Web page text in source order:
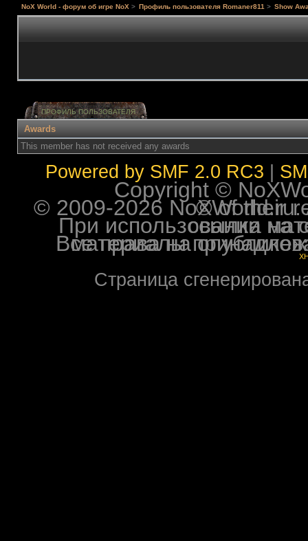
NoX World - форум об игре NoX > Профиль пользователя Romaner811 > Show
ПРОФИЛЬ ПОЛЬЗОВАТЕЛЯ
Awards
This member has not received any awards
Powered by SMF 2.0 RC3
Copyright ©
© 2009-2026 NoXWorld.ru. All
При использовании
Все права на опубликованные на форуме
Страница